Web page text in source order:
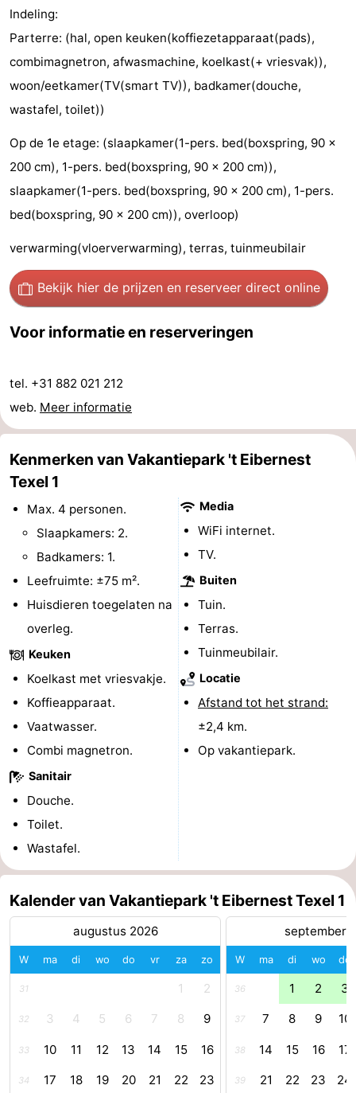
Zee
Vlijt
Hoeve
Holland
-
Land
en
Zeezicht
-
Strandhuys
-
Strandplevier
Bed
(&
breakfasts)
Campings
Hotels
Vakantiehuizen
't
Eibernest
-
't
-
Park
Texel
Buytenveldt
-
De
Krim
-
EuroParcs
Texel
-
Kustpark
-
Strandhuys
-
Residentie
Texel
Villapark
Vogelmient
Last
minutes
Strand
Zien
doen
Bezienswaardigheden
-
Musea
Monumenten
-
Kerken
-
Uitkijkpunten
Attracties
Rondvaarten
Boerderijen
Indeling:
Parterre: (hal, open keuken(koffiezetapparaat(pads),
combimagnetron, afwasmachine, koelkast(+ vriesvak)),
woon/eetkamer(TV(smart TV)), badkamer(douche,
wastafel, toilet))
Op de 1e etage: (slaapkamer(1-pers. bed(boxspring, 90 x
200 cm), 1-pers. bed(boxspring, 90 x 200 cm)),
slaapkamer(1-pers. bed(boxspring, 90 x 200 cm), 1-pers.
bed(boxspring, 90 x 200 cm)), overloop)
verwarming(vloerverwarming), terras, tuinmeubilair
Bekijk hier de prijzen en reserveer direct online
Voor informatie en reserveringen
tel. +31 882 021 212
web. Meer informatie
Kenmerken van Vakantiepark 't Eibernest
Texel 1
Max. 4 personen.
Slaapkamers: 2.
Badkamers: 1.
Leefruimte: ±75 m².
Huisdieren toegelaten na
overleg.
Keuken
Koelkast met vriesvakje.
Koffieapparaat.
Vaatwasser.
Combi magnetron.
Sanitair
Douche.
Toilet.
Wastafel.
Media
WiFi internet.
TV.
Buiten
Tuin.
Terras.
Tuinmeubilair.
Locatie
Afstand tot het strand:
±2,4 km.
Op vakantiepark.
Kalender van Vakantiepark 't Eibernest Texel 1
augustus 2026
W ma di wo do vr za zo
31 1 2
32 3 4 5 6 7 8 9
33 10 11 12 13 14 15 16
34 17 18 19 20 21 22 23
september
W ma di wo do
36 1 2 3
37 7 8 9 10
38 14 15 16 17
39 21 22 23 24